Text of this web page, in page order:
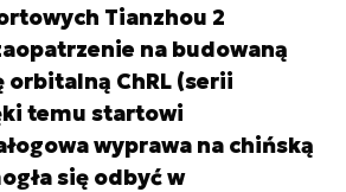
Tianzhou 2
na budowaną
ChRL (serii
temu startowi
wyprawa na chińską
się odbyć w